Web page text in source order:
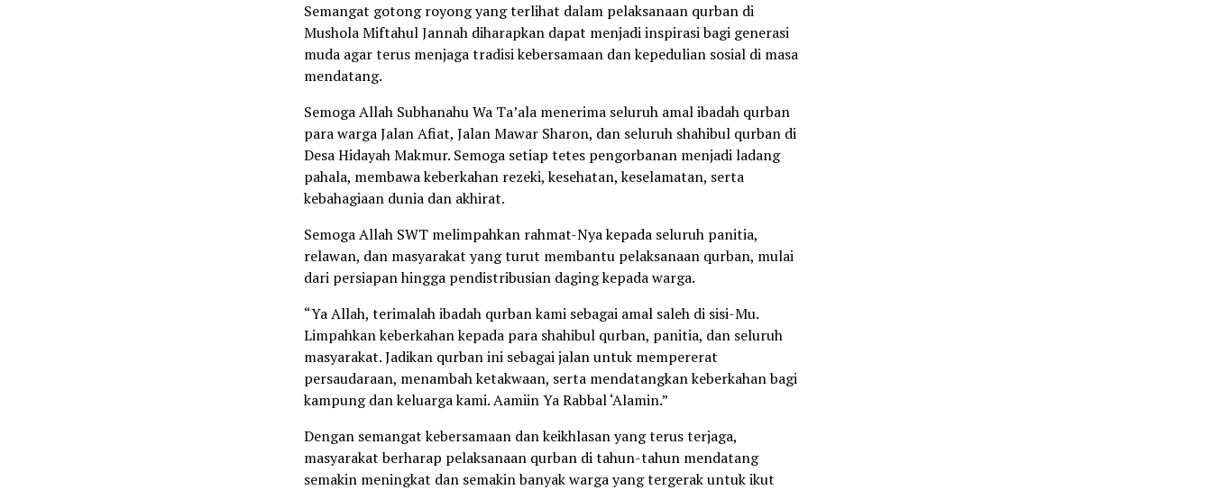
Semangat gotong royong yang terlihat dalam pelaksanaan qurban di
Mushola Miftahul Jannah diharapkan dapat menjadi inspirasi bagi generasi
muda agar terus menjaga tradisi kebersamaan dan kepedulian sosial di masa
mendatang.
Semoga Allah Subhanahu Wa Ta’ala menerima seluruh amal ibadah qurban
para warga Jalan Afiat, Jalan Mawar Sharon, dan seluruh shahibul qurban di
Desa Hidayah Makmur. Semoga setiap tetes pengorbanan menjadi ladang
pahala, membawa keberkahan rezeki, kesehatan, keselamatan, serta
kebahagiaan dunia dan akhirat.
Semoga Allah SWT melimpahkan rahmat-Nya kepada seluruh panitia,
relawan, dan masyarakat yang turut membantu pelaksanaan qurban, mulai
dari persiapan hingga pendistribusian daging kepada warga.
“Ya Allah, terimalah ibadah qurban kami sebagai amal saleh di sisi-Mu.
Limpahkan keberkahan kepada para shahibul qurban, panitia, dan seluruh
masyarakat. Jadikan qurban ini sebagai jalan untuk mempererat
persaudaraan, menambah ketakwaan, serta mendatangkan keberkahan bagi
kampung dan keluarga kami. Aamiin Ya Rabbal ‘Alamin.”
Dengan semangat kebersamaan dan keikhlasan yang terus terjaga,
masyarakat berharap pelaksanaan qurban di tahun-tahun mendatang
semakin meningkat dan semakin banyak warga yang tergerak untuk ikut